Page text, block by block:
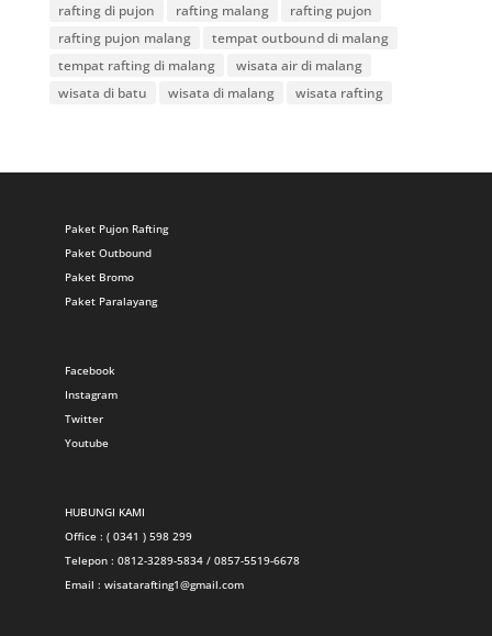
rafting di pujon
rafting malang
rafting pujon
rafting pujon malang
tempat outbound di malang
tempat rafting di malang
wisata air di malang
wisata di batu
wisata di malang wisata rafting
Paket Pujon Rafting
Paket Outbound
Paket Bromo
Paket Paralayang
Facebook
Instagram
Twitter
Youtube
HUBUNGI KAMI
Office : ( 0341 ) 598 299
Telepon : 0812-3289-5834 / 0857-5519-6678
Email : wisatarafting1@gmail.com